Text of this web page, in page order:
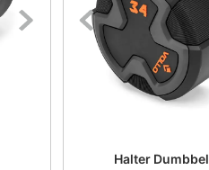
Halter